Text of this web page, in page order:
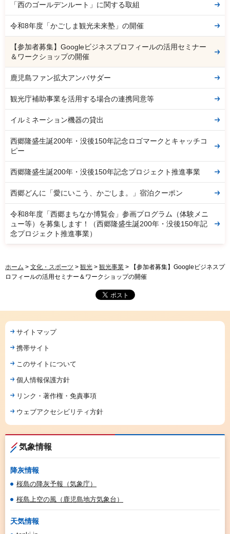
「西のゴールデンルート」に関する取組
令和8年度「かごしま観光未来塾」の開催
【参加者募集】Googleビジネスプロフィールの活用セミナー
＆ワークショップの開催
鹿児島ファン拡大アンバサダー
観光庁補助事業を活用する場合の連携同意等
イルミネーション機器の貸出
西郷隆盛生誕200年・没後150年記念ロゴマークとキャッチコ
ピー
西郷隆盛生誕200年・没後150年記念プロジェクト推進事業
西郷どんに「愛にいこう、かごしま。」宿泊クーポン
令和8年度「西郷まちなか博覧会」参画プログラム（体験メニ
ュー等）を募集します！（西郷隆盛生誕200年・没後150年記
念プロジェクト推進事業）
ホーム > 文化・スポーツ > 観光 > 観光事業 > 【参加者募集】Googleビジネスプ
ロフィールの活用セミナー＆ワークショップの開催
サイトマップ
携帯サイト
このサイトについて
個人情報保護方針
リンク・著作権・免責事項
ウェブアクセシビリティ方針
気象情報
降灰情報
桜島の降灰予報（気象庁）
桜島上空の風（鹿児島地方気象台）
天気情報